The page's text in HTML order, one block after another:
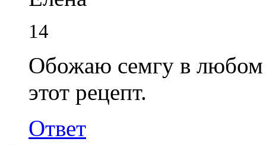
14
Обожаю семгу в любом
этот рецепт.
Ответ